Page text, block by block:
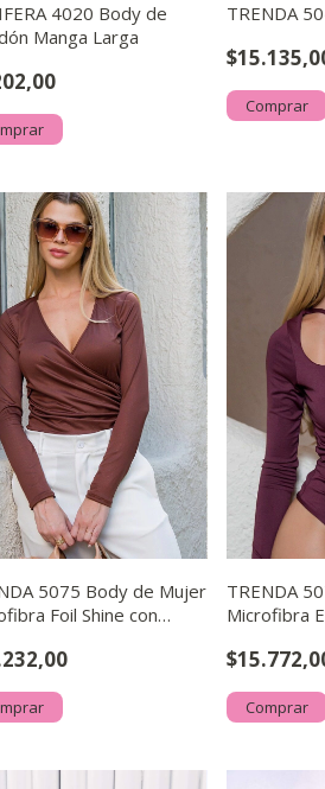
4020 Body de
Manga Larga
TRENDA
Comprar
5075 Body de Mujer
Foil Shine con
TRENDA
Microfibra
Comprar